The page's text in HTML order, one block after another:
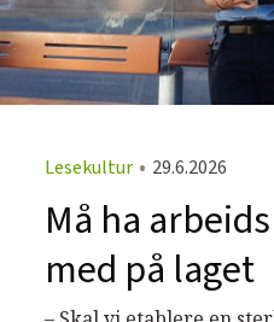
Lesekultur • 29.6.2026
Må ha
med på laget